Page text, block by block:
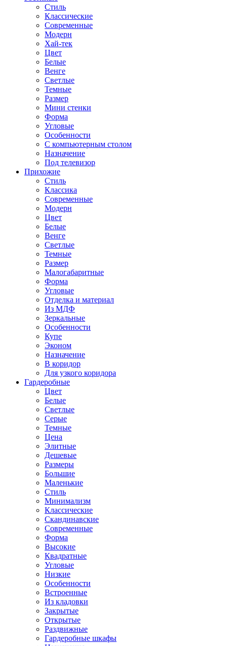
Стиль
Классические
Современные
Модерн
Хай-тек
Цвет
Белые
Венге
Светлые
Темные
Размер
Мини стенки
Форма
Угловые
Особенности
С компьютерным столом
Назначение
Под телевизор
Прихожие
Стиль
Классика
Современные
Модерн
Цвет
Белые
Венге
Светлые
Темные
Размер
Малогабаритные
Форма
Угловые
Отделка и материал
Из МДФ
Зеркальные
Особенности
Купе
Эконом
Назначение
В коридор
Для узкого коридора
Гардеробные
Цвет
Белые
Светлые
Серые
Темные
Цена
Элитные
Дешевые
Размеры
Большие
Маленькие
Стиль
Минимализм
Классические
Скандинавские
Современные
Форма
Высокие
Квадратные
Угловые
Низкие
Особенности
Встроенные
Из кладовки
Закрытые
Открытые
Раздвижные
Гардеробные шкафы